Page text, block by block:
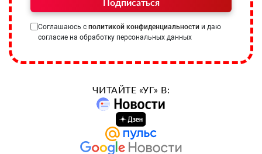
Соглашаюсь с политикой конфиденциальности и даю
согласие на обработку персональных данных
ЧИТАЙТЕ «УГ» В: